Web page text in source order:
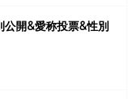
開&愛称投票&性別